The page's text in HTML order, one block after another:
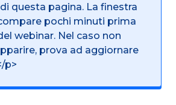
questa pagina. La finestra
pochi minuti prima
webinar. Nel caso non
prova ad aggiornare
p>